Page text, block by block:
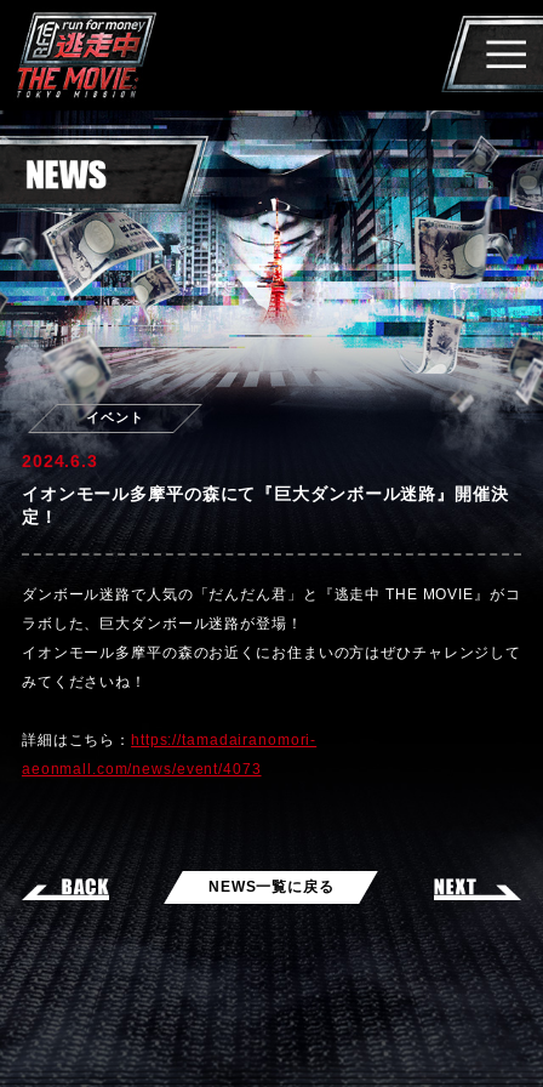
イベント
2024.6.3
イオンモール多摩平の森にて『巨大ダンボール迷路』開催決
定！
ダンボール迷路で人気の「だんだん君」と『逃走中 THE MOVIE』がコ
ラボした、巨大ダンボール迷路が登場！
イオンモール多摩平の森のお近くにお住まいの方はぜひチャレンジして
みてくださいね！
詳細はこちら： https://tamadairanomori-
aeonmall.com/news/event/4073
NEWS一覧に戻る